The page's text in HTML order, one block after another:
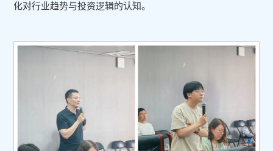
化对行业趋势与投资逻辑的认知。